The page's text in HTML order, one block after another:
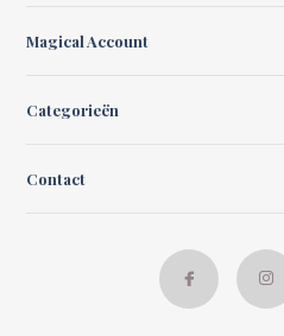
Magical Account
Categorieën
Contact